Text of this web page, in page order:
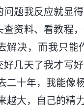
题我反应就显
资料、看教程
解决，而我只
几天了我才写
二十年，我能像
越大，自己的精